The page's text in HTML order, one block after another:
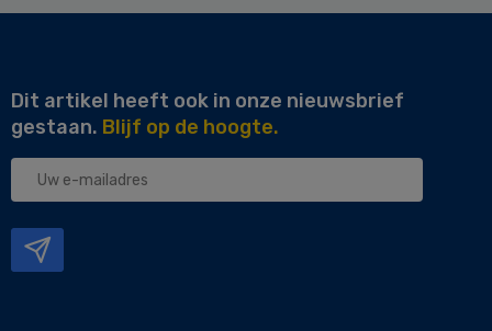
Dit artikel heeft ook in onze nieuwsbrief
gestaan. Blijf op de hoogte.
Uw